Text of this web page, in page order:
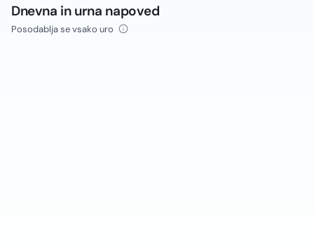
Dnevna in urna napoved
Posodablja se vsako uro